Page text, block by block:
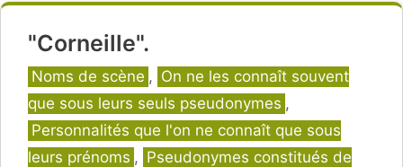
"Corneille".
Catégories
Noms de scène , On ne les connaît souvent
que sous leurs seuls pseudonymes ,
Personnalités que l'on ne connaît que sous
leurs prénoms , Pseudonymes constitués de